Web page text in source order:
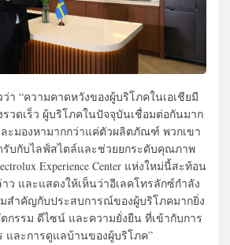
ว่า “ความคาดหวังของผู้บริโภคในเอเชียมี
รวดเร็ว ผู้บริโภคในปัจจุบันเชื่อมต่อกันมาก
มองหามากกว่าแค่ตัวผลิตภัณฑ์ พวกเขา
บกับไลฟ์สไตล์และช่วยยกระดับคุณภาพ
Experience Center แห่งใหม่นี้สะท้อน
ว และแสดงให้เห็นว่าอีเลคโทรลักซ์กำลัง
สำคัญกับประสบการณ์ของผู้บริโภคมากยิ่ง
รรม ดีไซน์ และความยั่งยืน ที่เข้ากับการ
และการดูแลบ้านของผู้บริโภค”